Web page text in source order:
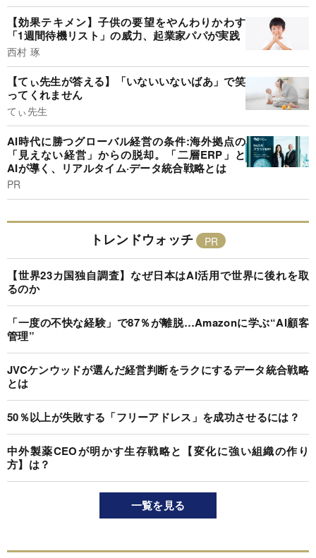
【効果テキメン】子供の要望をやんわりかわす
「1週間待機リスト」の威力、起業家パパが実践
西村 琢
【てぃ先生が答える】「いないいないばあ」で笑
ってくれません
てぃ先生
AI時代に勝つグローバル経営の条件:海外拠点の
「見えない経営」からの脱却。「二層ERP」と
AIが導く、リアルタイム·データ統合戦略とは
PR
トレンドウォッチ
【世界23カ国独自調査】なぜ日本はAI活用で世界に後れを取
るのか
「一度の不快な経験」で87％が離脱…Amazonに学ぶ“AI顧客
管理”
JVCケンウッドが選んだ経営判断をラクにするデータ統合戦略
とは
50％以上が失敗する「フリーアドレス」を成功させるには？
中外製薬CEOが明かす生存戦略と【変化に強い組織の作り
方】は？
一覧を見る